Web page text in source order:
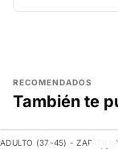
RECOMENDADOS
También te
-10%
AGREGAR
ADULTO (37-45) -